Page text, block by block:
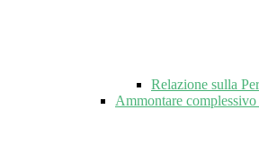
Relazione sulla
Ammontare